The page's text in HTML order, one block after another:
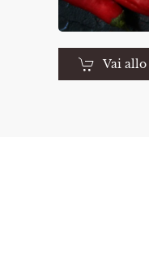
Vai allo